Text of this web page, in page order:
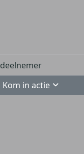
Kom in actie